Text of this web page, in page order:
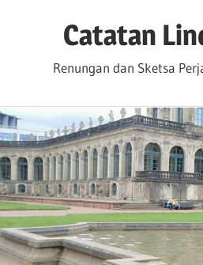
Catatan
Renungan dan Sketsa